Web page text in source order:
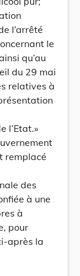
l’arrêté
le
qu’au
du 29 mai
relatives à
l’Etat.»
remplacé
des
à une
à
pour
après la